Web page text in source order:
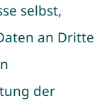
selbst,
an Dritte
der